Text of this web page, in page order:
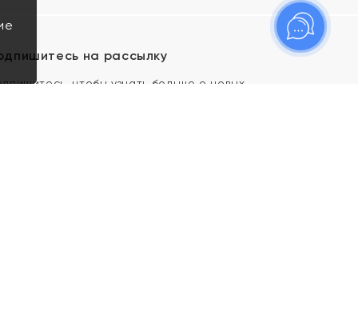
на рассылку
чтобы узнать больше о новых